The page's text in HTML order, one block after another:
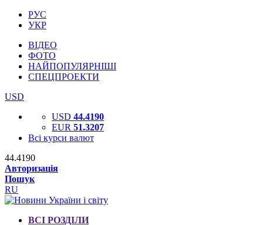
РУС
УКР
ВІДЕО
ФОТО
НАЙПОПУЛЯРНІШІ
СПЕЦПРОЕКТИ
USD
USD 44.4190
EUR 51.3207
Всі курси валют
44.4190
Авторизація
Пошук
RU
ВСІ РОЗДІЛИ